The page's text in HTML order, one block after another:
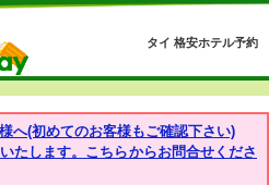
タイ 格安ホテル予約
へ(初めてのお客様もご確認下さい)
たします。こちらからお問合せくださ